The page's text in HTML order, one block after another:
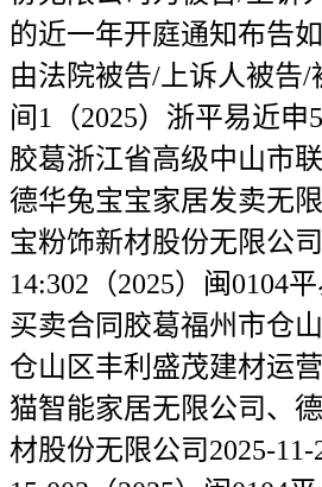
的近一年开庭通知布告
由法院被告/上诉⼈被告/
间1（2025）浙平易近申
胶葛浙江省高级中山市
德华兔宝宝家居发卖无
宝粉饰新材股份无限公
14:302（2025）闽0104
买卖合同胶葛福州市仓
仓山区丰利盛茂建材运
猫智能家居无限公司、
材股份无限公司2025-11-